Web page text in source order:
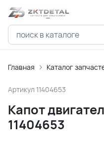
Главная Каталог
Артикул 11404653
Капот
11404653